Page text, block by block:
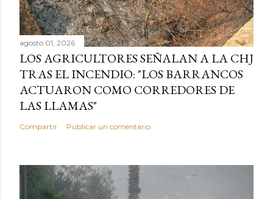
agosto 01, 2026
LOS AGRICULTORES SEÑALAN A LA CHJ
TRAS EL INCENDIO: "LOS BARRANCOS
ACTUARON COMO CORREDORES DE
LAS LLAMAS"
Compartir Publicar un comentario